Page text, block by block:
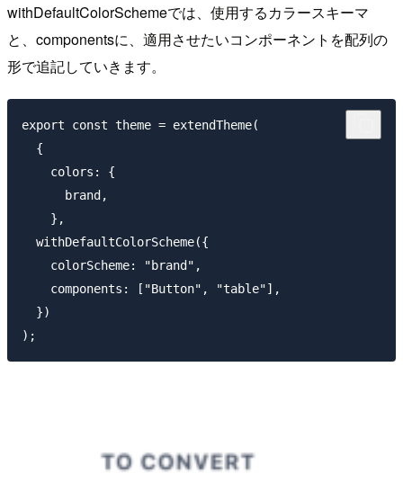
withDefaultColorSchemeでは、使用するカラースキーマ
と、componentsに、適用させたいコンポーネントを配列の
形で追記していきます。
export const theme = extendTheme(
  {
    colors: {
      brand,
    },
  withDefaultColorScheme({
    colorScheme: "brand",
    components: ["Button", "table"],
  })